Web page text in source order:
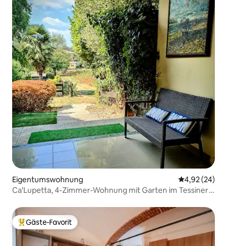
Eigentumswohnung
4,92 (24)
Ca'Lupetta, 4-Zimmer-Wohnung mit Garten im Tessiner
Beliebter Gäste-Favorit.
Gäste-Favorit